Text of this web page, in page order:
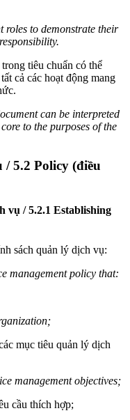
roles to demonstrate their
tiêu chuẩn có thể
cả các hoạt động mang
can be interpreted
to the purposes of the
5.2 Policy (điều
vụ / 5.2.1 Establishing
sách quản lý dịch vụ:
management policy that:
mục tiêu quản lý dịch
management objectives;
cầu thích hợp;